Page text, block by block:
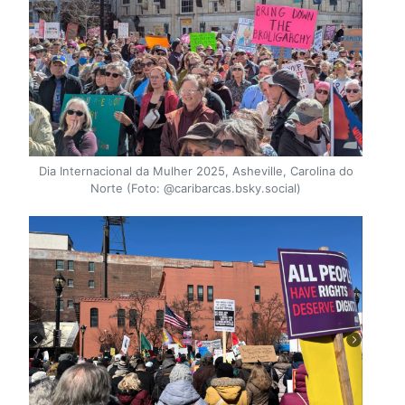
Dia Internacional da Mulher 2025, Asheville, Carolina do
Norte (Foto: @caribarcas.bsky.social)